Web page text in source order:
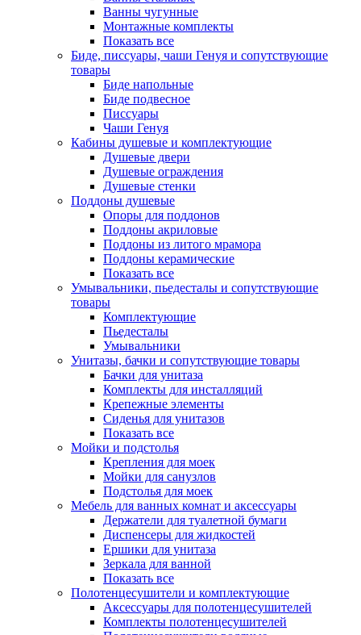
Ванны чугунные
Монтажные комплекты
Показать все
Биде, писсуары, чаши Генуя и сопутствующие
товары
Биде напольные
Биде подвесное
Писсуары
Чаши Генуя
Кабины душевые и комплектующие
Душевые двери
Душевые ограждения
Душевые стенки
Поддоны душевые
Опоры для поддонов
Поддоны акриловые
Поддоны из литого мрамора
Поддоны керамические
Показать все
Умывальники, пьедесталы и сопутствующие
товары
Комплектующие
Пьедесталы
Умывальники
Унитазы, бачки и сопутствующие товары
Бачки для унитаза
Комплекты для инсталляций
Крепежные элементы
Сиденья для унитазов
Показать все
Мойки и подстолья
Крепления для моек
Мойки для санузлов
Подстолья для моек
Мебель для ванных комнат и аксессуары
Держатели для туалетной бумаги
Диспенсеры для жидкостей
Ершики для унитаза
Зеркала для ванной
Показать все
Полотенцесушители и комплектующие
Аксессуары для полотенцесушителей
Комплекты полотенцесушителей